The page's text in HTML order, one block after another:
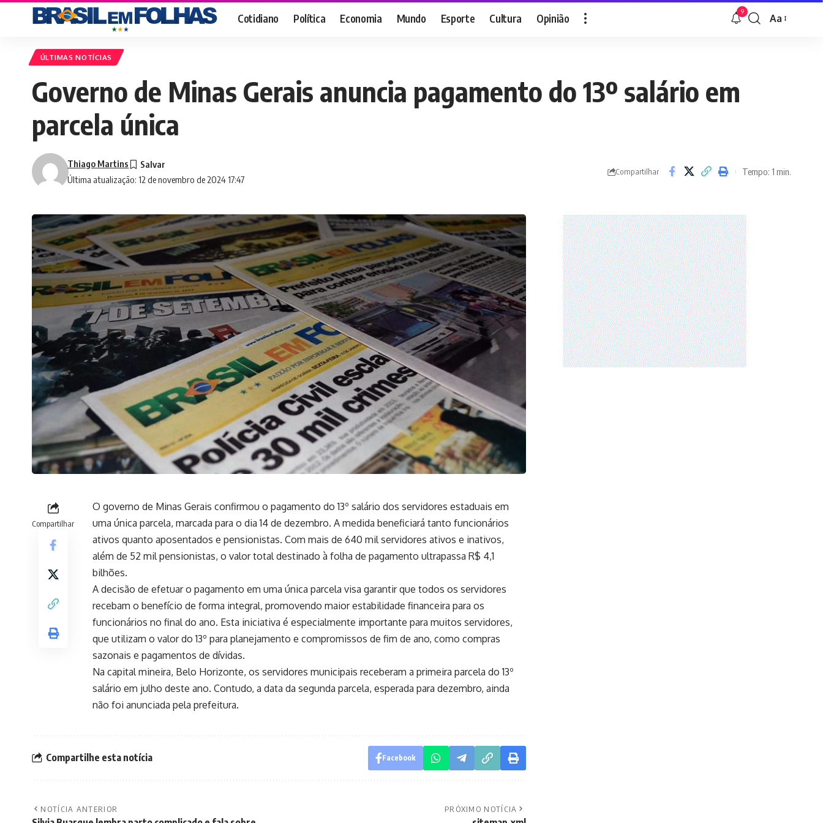
Cotidiano Política Economia Mundo Esporte Cultura Opinião 9
Font
Aa
ÚLTIMAS NOTÍCIAS
Governo de Minas Gerais anuncia pagamento do 13º salário em
parcela única
Última atualização: 12 de novembro de 2024 17:47
Thiago Martins
Compartilhar Tempo: 1 min.
Compartilhar
O governo de Minas Gerais confirmou o pagamento do 13º salário dos servidores estaduais em
uma única parcela, marcada para o dia 14 de dezembro. A medida beneficiará tanto funcionários
ativos quanto aposentados e pensionistas. Com mais de 640 mil servidores ativos e inativos,
além de 52 mil pensionistas, o valor total destinado à folha de pagamento ultrapassa R$ 4,1
bilhões.
A decisão de efetuar o pagamento em uma única parcela visa garantir que todos os servidores
recebam o benefício de forma integral, promovendo maior estabilidade financeira para os
funcionários no final do ano. Esta iniciativa é especialmente importante para muitos servidores,
que utilizam o valor do 13º para planejamento e compromissos de fim de ano, como compras
sazonais e pagamentos de dívidas.
Na capital mineira, Belo Horizonte, os servidores municipais receberam a primeira parcela do 13º
salário em julho deste ano. Contudo, a data da segunda parcela, esperada para dezembro, ainda
não foi anunciada pela prefeitura.
Compartilhe esta notícia Facebook
NOTÍCIA ANTERIOR PRÓXIMO NOTÍCIA